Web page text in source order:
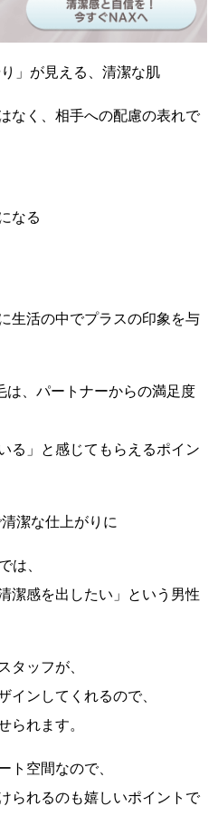
」が見える、清潔な肌
なく、相手への配慮の表れで
なる
生活の中でプラスの印象を与
は、パートナーからの満足度
る」と感じてもらえるポイン
潔な仕上がりに
は、
潔感を出したい」という男性
タッフが、
インしてくれるので、
られます。
ト空間なので、
られるのも嬉しいポイントで